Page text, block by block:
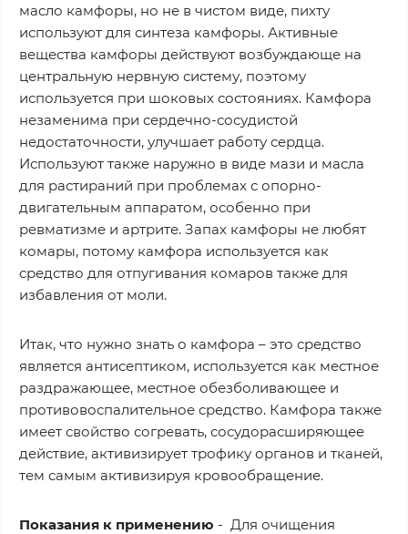
масло камфоры, но не в чистом виде, пихту
используют для синтеза камфоры. Активные
вещества камфоры действуют возбуждающе на
центральную нервную систему, поэтому
используется при шоковых состояниях. Камфора
незаменима при сердечно-сосудистой
недостаточности, улучшает работу сердца.
Используют также наружно в виде мази и масла
для растираний при проблемах с опорно-
двигательным аппаратом, особенно при
ревматизме и артрите. Запах камфоры не любят
комары, потому камфора используется как
средство для отпугивания комаров также для
избавления от моли.
Итак, что нужно знать о камфора – это средство
является антисептиком, используется как местное
раздражающее, местное обезболивающее и
противовоспалительное средство. Камфора также
имеет свойство согревать, сосудорасширяющее
действие, активизирует трофику органов и тканей,
тем самым активизируя кровообращение.
Показания к применению - Для очищения